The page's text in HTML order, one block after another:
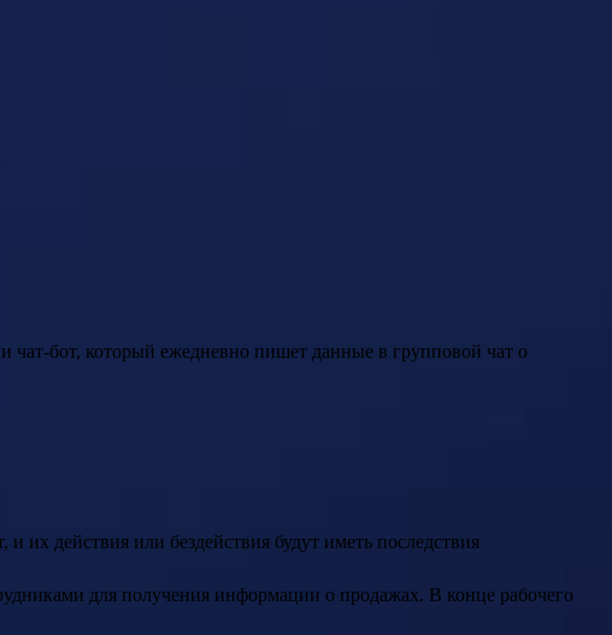
чат-бот, который ежедневно пишет данные в групповой чат о
их действия или бездействия будут иметь последствия
для получения информации о продажах. В конце рабочего